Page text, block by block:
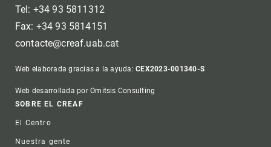
Tel: +34 93 5811312
Fax: +34 93 5814151
contacte@creaf.uab.cat
Web elaborada gracias a la ayuda:CEX2023-001340-S
Web desarrollada por Omitsis Consulting
Footer
SOBRE EL CREAF
El Centro
Nuestra gente